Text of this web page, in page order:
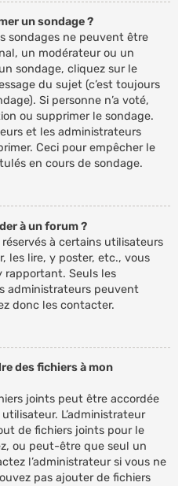
un sondage ?
sondages ne peuvent être
un modérateur ou un
sondage, cliquez sur le
du sujet (c’est toujours
Si personne n’a voté,
ou supprimer le sondage.
et les administrateurs
Ceci pour empêcher le
en cours de sondage.
à un forum ?
à certains utilisateurs
les lire, y poster, etc., vous
rapportant. Seuls les
administrateurs peuvent
donc les contacter.
des fichiers à mon
joints peut être accordée
L’administrateur
de fichiers joints pour le
ou peut-être que seul un
l’administrateur si vous ne
pas ajouter de fichiers